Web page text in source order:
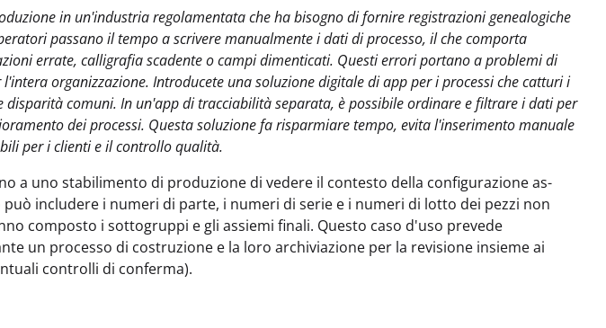
in un'industria regolamentata che ha bisogno di fornire registrazioni genealogiche
passano il tempo a scrivere manualmente i dati di processo, il che comporta
errate, calligrafia scadente o campi dimenticati. Questi errori portano a problemi di
organizzazione. Introducete una soluzione digitale di app per i processi che catturi i
comuni. In un'app di tracciabilità separata, è possibile ordinare e filtrare i dati per
dei processi. Questa soluzione fa risparmiare tempo, evita l'inserimento manuale
per i clienti e il controllo qualità.
a uno stabilimento di produzione di vedere il contesto della configurazione as-
includere i numeri di parte, i numeri di serie e i numeri di lotto dei pezzi non
composto i sottogruppi e gli assiemi finali. Questo caso d'uso prevede
un processo di costruzione e la loro archiviazione per la revisione insieme ai
controlli di conferma).